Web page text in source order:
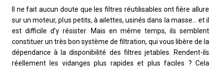
Il ne fait aucun doute que les filtres réutilisables ont fière allure
sur un moteur, plus petits, à ailettes, usinés dans la masse… et il
est difficile d’y résister. Mais en même temps, ils semblent
constituer un très bon système de filtration, qui vous libère de la
dépendance à la disponibilité des filtres jetables. Rendent-ils
réellement les vidanges plus rapides et plus faciles ? Cela